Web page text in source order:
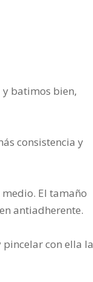
y batimos bien,
consistencia y
El tamaño
antiadherente.
con ella la